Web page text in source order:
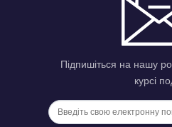
Підпишіться на нашу
курсі